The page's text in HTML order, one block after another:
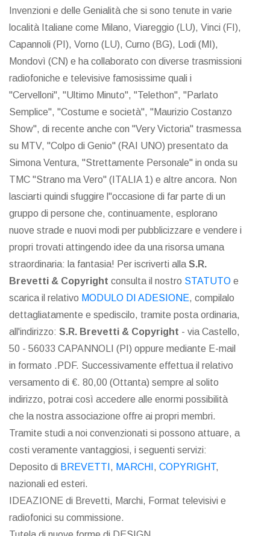
Invenzioni e delle Genialità che si sono tenute in varie
località Italiane come Milano, Viareggio (LU), Vinci (FI),
Capannoli (PI), Vorno (LU), Curno (BG), Lodi (MI),
Mondovì (CN) e ha collaborato con diverse trasmissioni
radiofoniche e televisive famosissime quali i
"Cervelloni", "Ultimo Minuto", "Telethon", "Parlato
Semplice", "Costume e società", "Maurizio Costanzo
Show", di recente anche con "Very Victoria" trasmessa
su MTV, "Colpo di Genio" (RAI UNO) presentato da
Simona Ventura, "Strettamente Personale" in onda su
TMC "Strano ma Vero" (ITALIA 1) e altre ancora. Non
lasciarti quindi sfuggire l"occasione di far parte di un
gruppo di persone che, continuamente, esplorano
nuove strade e nuovi modi per pubblicizzare e vendere i
propri trovati attingendo idee da una risorsa umana
straordinaria: la fantasia! Per iscriverti alla S.R.
Brevetti & Copyright consulta il nostro STATUTO e
scarica il relativo MODULO DI ADESIONE, compilalo
dettagliatamente e spediscilo, tramite posta ordinaria,
all'indirizzo: S.R. Brevetti & Copyright - via Castello,
50 - 56033 CAPANNOLI (PI) oppure mediante E-mail
in formato .PDF. Successivamente effettua il relativo
versamento di €. 80,00 (Ottanta) sempre al solito
indirizzo, potrai così accedere alle enormi possibilità
che la nostra associazione offre ai propri membri.
Tramite studi a noi convenzionati si possono attuare, a
costi veramente vantaggiosi, i seguenti servizi:
Deposito di BREVETTI , MARCHI , COPYRIGHT,
nazionali ed esteri.
IDEAZIONE di Brevetti, Marchi, Format televisivi e
radiofonici su commissione.